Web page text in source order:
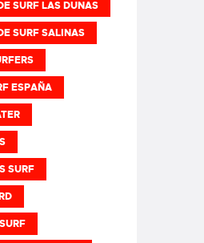
SURF LAS DUNAS
SURF SALINAS
ESPAÑA
SURF